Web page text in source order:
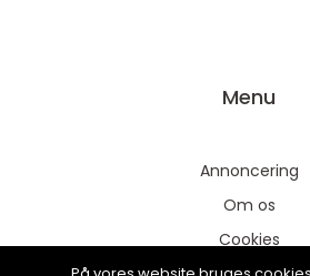
Menu
Annoncering
Om os
Cookies